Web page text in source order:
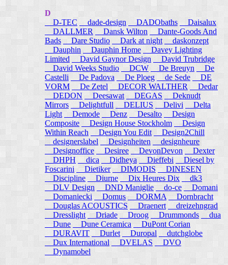
D
D-TEC
dade-design DADObaths
Daisalux
DALLMER
Dansk Wilton
Dante-Goods And
Bads
Dare Studio Dark at night
daskonzept
Dauphin
Dauphin Home
Davey Lighting
Limited
David Gaynor Design
David Trubridge
David Weeks Studio
DCW De Breuyn
De
Castelli
De Padova De Ploeg de Sede
DE
VORM
De Zetel DECOR WALTHER
Dedar
DEDON
Deesawat DEGAS
Deknudt
Mirrors
Delightfull DELIUS Delivi
Delta
Light
Demode Denz Desalto
Design
Composite
Design House Stockholm
Design
Within Reach
Design You Edit
Design2Chill
designerslabel
Designheiten
designheure
Designoffice
Desiree DevonDevon
Dexter
DHPH
dica Didheya Dieffebi
Diesel by
Foscarini
Dietiker DIMODIS
DINESEN
Discipline
Diurne Dix Heures Dix
dk3
DLV Design
DND Maniglie do-ce
Domani
Domaniecki
Domus DORMA
Dornbracht
Douglas ACOUSTICS
Draenert
dreizehngrad
Dresslight Driade Droog Drummonds
dua
Dune
Dune Ceramica
DuPont Corian
DURAVIT
Durlet Duropal
dutchglobe
Dux International
DVELAS
DVO
Dynamobel